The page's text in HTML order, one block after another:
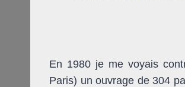
En 1980 je me voyais
Paris) un ouvrage de 304